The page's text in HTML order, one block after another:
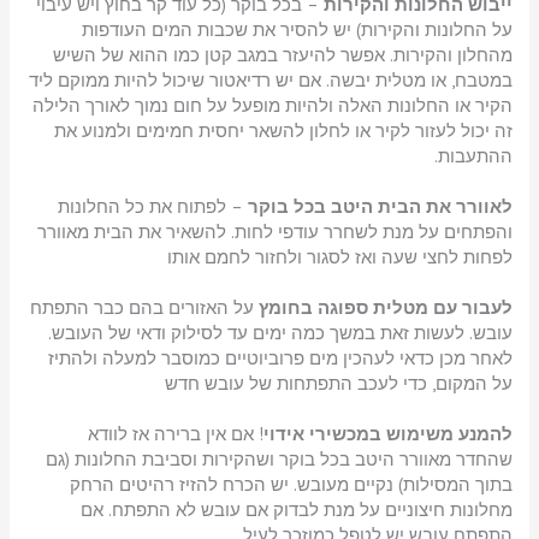
על החלונות והקירות) יש להסיר את שכבות המים העודפות
מהחלון והקירות. אפשר להיעזר במגב קטן כמו ההוא של השיש
במטבח, או מטלית יבשה. אם יש רדיאטור שיכול להיות ממוקם ליד
הקיר או החלונות האלה ולהיות מופעל על חום נמוך לאורך הלילה
זה יכול לעזור לקיר או לחלון להשאר יחסית חמימים ולמנוע את
ההתעבות.
לאוורר את הבית היטב בכל בוקר – לפתוח את כל החלונות
והפתחים על מנת לשחרר עודפי לחות. להשאיר את הבית מאוורר
לפחות לחצי שעה ואז לסגור ולחזור לחמם אותו
לעבור עם מטלית ספוגה בחומץ על האזורים בהם כבר התפתח
עובש. לעשות זאת במשך כמה ימים עד לסילוק ודאי של העובש.
לאחר מכן כדאי לעהכין מים פרוביוטיים כמוסבר למעלה ולהתיז
על המקום, כדי לעכב התפתחות של עובש חדש
להמנע משימוש במכשירי אידוי! אם אין ברירה אז לוודא
שהחדר מאוורר היטב בכל בוקר ושהקירות וסביבת החלונות (גם
בתוך המסילות) נקיים מעובש. יש הכרח להזיז רהיטים הרחק
מחלונות חיצוניים על מנת לבדוק אם עובש לא התפתח. אם
התפתח עובש יש לטפל כמוזכר לעיל.